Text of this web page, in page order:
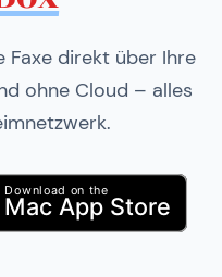
Faxe direkt über Ihre
ohne Cloud – alles